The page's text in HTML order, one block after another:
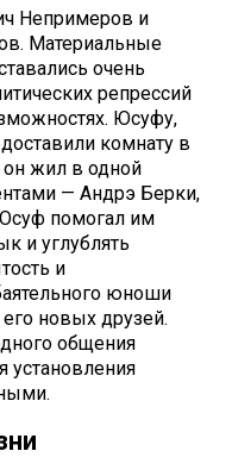
Непримеров и
Материальные
очень
репрессий
Юсуфу,
комнату в
жил в одной
— Андрэ Берки,
помогал им
и углублять
и
юноши
новых друзей.
общения
установления